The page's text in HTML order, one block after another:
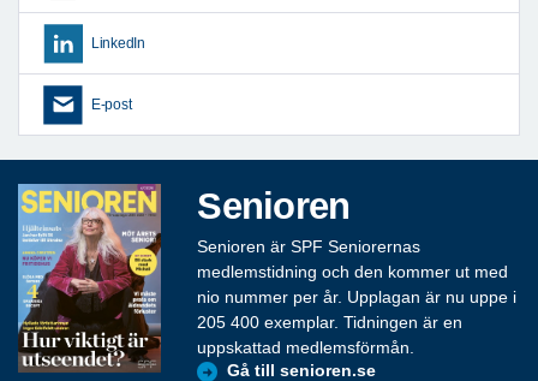
LinkedIn
E-post
Senioren
Senioren är SPF Seniorernas
medlemstidning och den kommer ut med
nio nummer per år. Upplagan är nu uppe i
205 400 exemplar. Tidningen är en
uppskattad medlemsförmån.
Gå till senioren.se